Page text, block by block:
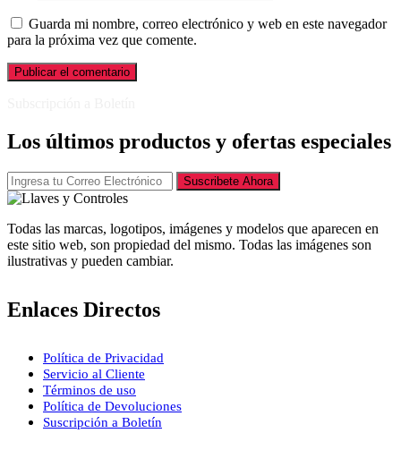
Guarda mi nombre, correo electrónico y web en este navegador
para la próxima vez que comente.
Los últimos productos y ofertas especiales
Suscribete Ahora
Todas las marcas, logotipos, imágenes y modelos que aparecen en
este sitio web, son propiedad del mismo. Todas las imágenes son
ilustrativas y pueden cambiar.
Enlaces Directos
Política de Privacidad
Servicio al Cliente
Términos de uso
Política de Devoluciones
Suscripción a Boletín